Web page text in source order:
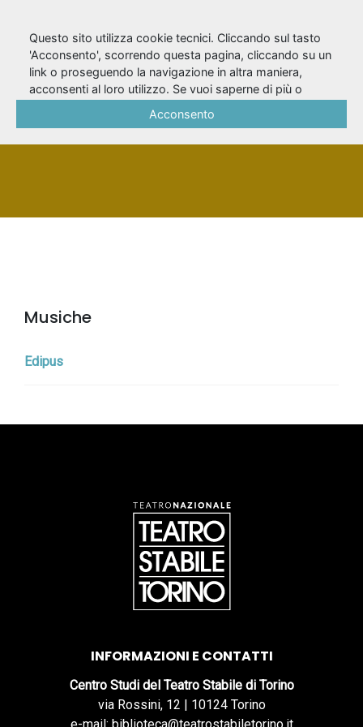
Comelade, Pascal
PERSONA
Musiche
Edipus
INFORMAZIONI E CONTATTI
Centro Studi del Teatro Stabile di Torino
via Rossini, 12 | 10124 Torino
Questo sito utilizza cookie tecnici. Cliccando sul tasto
'Acconsento', scorrendo questa pagina, cliccando su un
link o proseguendo la navigazione in altra maniera,
acconsenti al loro utilizzo. Se vuoi saperne di più o
Acconsento